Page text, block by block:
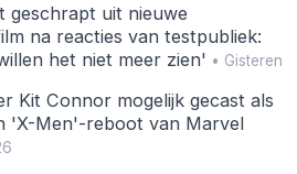
geschrapt uit nieuwe
na reacties van testpubliek:
het niet meer zien' • Gisteren
Kit Connor mogelijk gecast als
'X-Men'-reboot van Marvel